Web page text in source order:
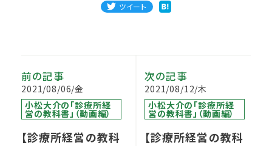
ツイート
前の記事
2021/08/06/金
小松大介の「診療所経
営の教科書」（動画編）
【診療所経営の教科
次の記事
2021/08/12/木
小松大介の「診療所経
営の教科書」（動画編）
【診療所経営の教科